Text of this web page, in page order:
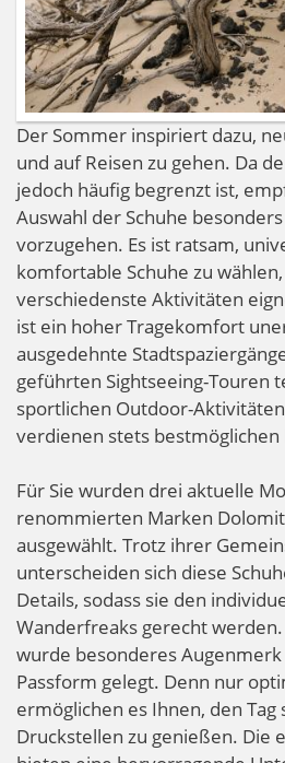
Der Sommer inspiriert dazu,
und auf Reisen zu gehen. Da
jedoch häufig begrenzt ist,
Auswahl der Schuhe
vorzugehen. Es ist ratsam,
komfortable Schuhe zu
verschiedenste Aktivitäten
ist ein hoher Tragekomfort
ausgedehnte
geführten Sightseeing-Touren
sportlichen Outdoor-
verdienen stets
Für Sie wurden drei aktuelle
renommierten Marken
ausgewählt. Trotz ihrer
unterscheiden sich diese
Details, sodass sie den
Wanderfreaks gerecht
wurde besonderes
Passform gelegt. Denn nur
ermöglichen es Ihnen, den
Druckstellen zu genießen. Die